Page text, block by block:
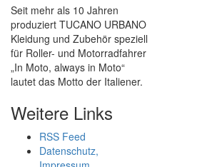
Seit mehr als 10 Jahren
produziert TUCANO URBANO
Kleidung und Zubehör speziell
für Roller- und Motorradfahrer
„In Moto, always in Moto“
lautet das Motto der Italiener.
Weitere Links
RSS Feed
Datenschutz,